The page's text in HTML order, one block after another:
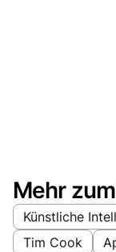
Mehr
Künstliche
Tim Cook